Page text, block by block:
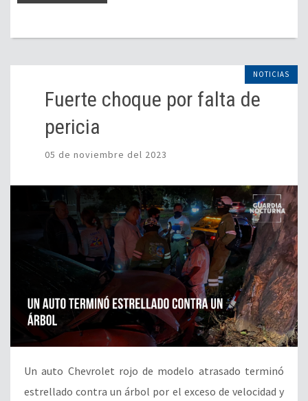
NOTICIAS
Fuerte choque por falta de
pericia
05 de noviembre del 2023
Un auto Chevrolet rojo de modelo atrasado terminó
estrellado contra un árbol por el exceso de velocidad y